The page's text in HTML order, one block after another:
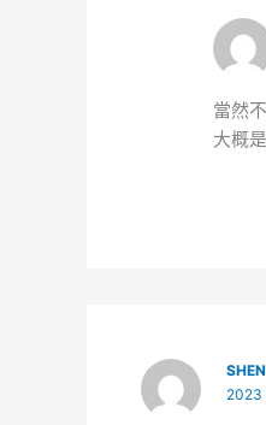
當然
大概
2023